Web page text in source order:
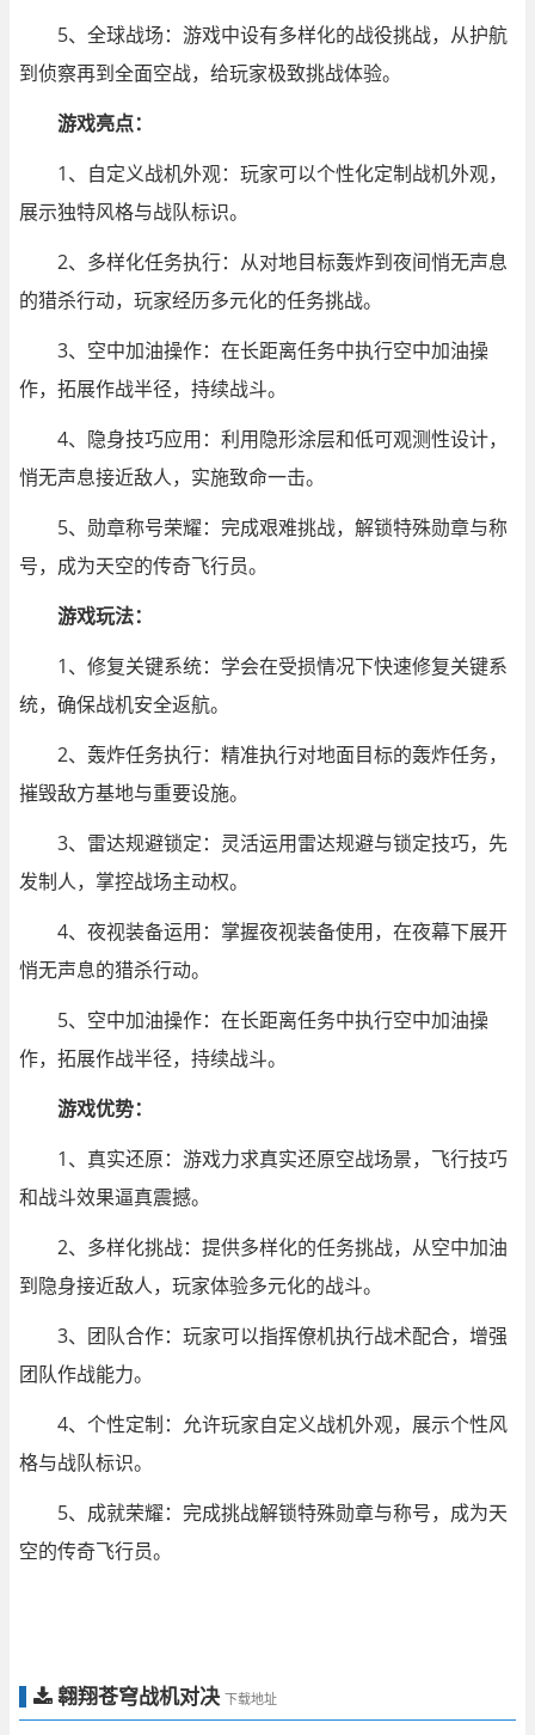
5、全球战场：游戏中设有多样化的战役挑战，从护航
到侦察再到全面空战，给玩家极致挑战体验。
游戏亮点：
1、自定义战机外观：玩家可以个性化定制战机外观，
展示独特风格与战队标识。
2、多样化任务执行：从对地目标轰炸到夜间悄无声息
的猎杀行动，玩家经历多元化的任务挑战。
3、空中加油操作：在长距离任务中执行空中加油操
作，拓展作战半径，持续战斗。
4、隐身技巧应用：利用隐形涂层和低可观测性设计，
悄无声息接近敌人，实施致命一击。
5、勋章称号荣耀：完成艰难挑战，解锁特殊勋章与称
号，成为天空的传奇飞行员。
游戏玩法：
1、修复关键系统：学会在受损情况下快速修复关键系
统，确保战机安全返航。
2、轰炸任务执行：精准执行对地面目标的轰炸任务，
摧毁敌方基地与重要设施。
3、雷达规避锁定：灵活运用雷达规避与锁定技巧，先
发制人，掌控战场主动权。
4、夜视装备运用：掌握夜视装备使用，在夜幕下展开
悄无声息的猎杀行动。
5、空中加油操作：在长距离任务中执行空中加油操
作，拓展作战半径，持续战斗。
游戏优势：
1、真实还原：游戏力求真实还原空战场景，飞行技巧
和战斗效果逼真震撼。
2、多样化挑战：提供多样化的任务挑战，从空中加油
到隐身接近敌人，玩家体验多元化的战斗。
3、团队合作：玩家可以指挥僚机执行战术配合，增强
团队作战能力。
4、个性定制：允许玩家自定义战机外观，展示个性风
格与战队标识。
5、成就荣耀：完成挑战解锁特殊勋章与称号，成为天
空的传奇飞行员。
翱翔苍穹战机对决 下载地址